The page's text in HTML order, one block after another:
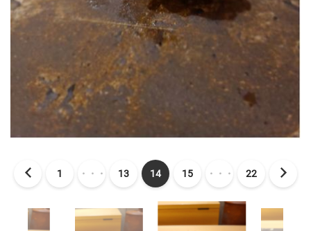
1 ・・・ 13 14 15 ・・・ 22